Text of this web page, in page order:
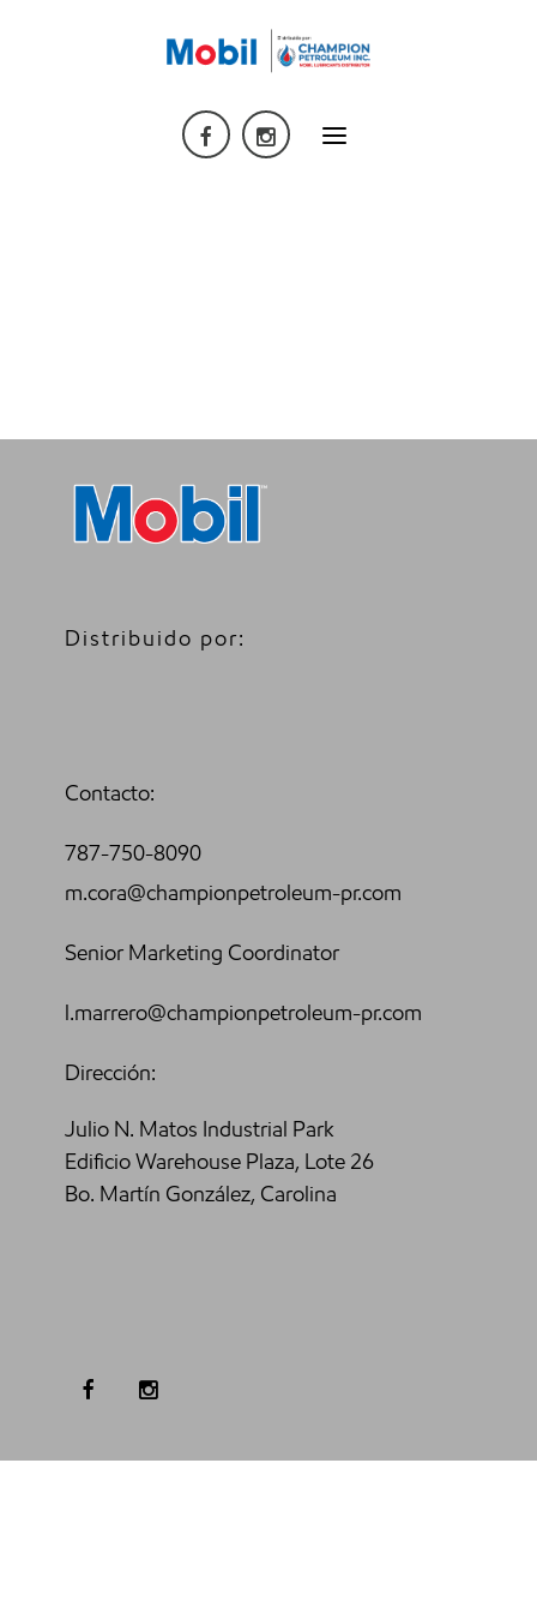
Distribuido por:
Contacto:
787-750-8090
m.cora@championpetroleum-pr.com
Senior Marketing Coordinator
l.marrero@championpetroleum-pr.com
Dirección:
Julio N. Matos Industrial Park
Edificio Warehouse Plaza, Lote 26
Bo. Martín González, Carolina